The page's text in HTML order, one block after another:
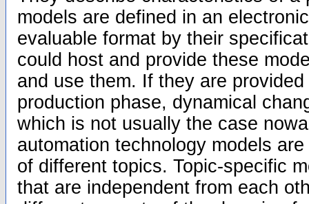
models are defined in an
evaluable format by their
could host and provide these
and use them. If they are
production phase, dynamical
which is not usually the case
automation technology models
of different topics. Topic-specific
that are independent from each